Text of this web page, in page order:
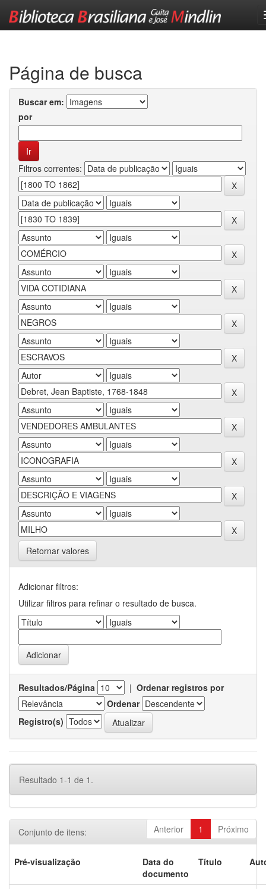
Página de busca
Buscar em:
por
Filtros correntes:
Retornar valores
Adicionar filtros:
Utilizar filtros para refinar o resultado de busca.
Resultados/Página | Ordenar registros por
Ordenar
Registro(s)
Resultado 1-1 de 1.
Anterior 1 Próximo
Conjunto de itens:
Pré-visualização
Data do
documento
Título